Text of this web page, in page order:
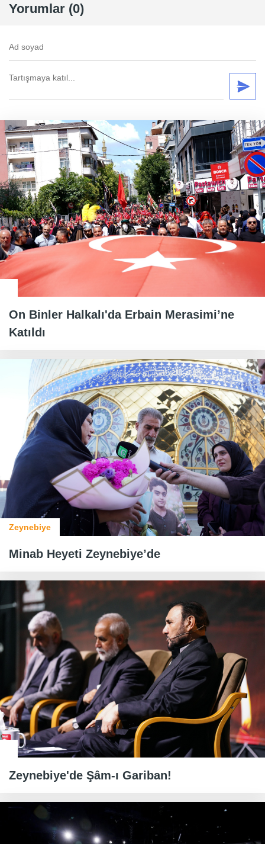
Yorumlar (0)
On Binler Halkalı'da Erbain Merasimi’ne
Katıldı
Zeynebiye
Minab Heyeti Zeynebiye’de
Zeynebiye'de Şâm-ı Gariban!